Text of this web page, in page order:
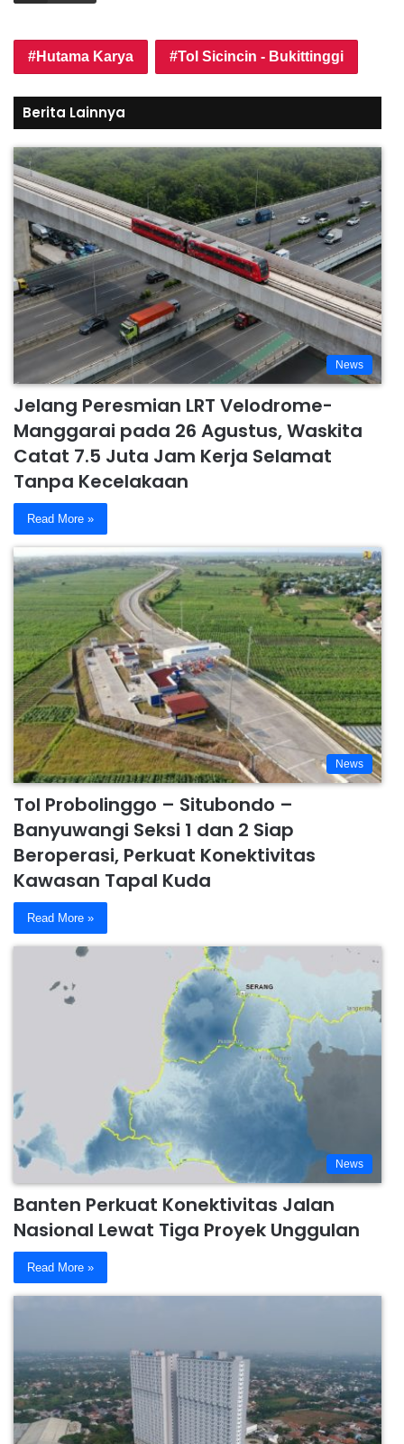
Hutama Karya Tol Sicincin - Bukittinggi
Berita Lainnya
News
Jelang Peresmian LRT Velodrome-
Manggarai pada 26 Agustus, Waskita
Catat 7.5 Juta Jam Kerja Selamat
Tanpa Kecelakaan
Read More »
News
Tol Probolinggo – Situbondo –
Banyuwangi Seksi 1 dan 2 Siap
Beroperasi, Perkuat Konektivitas
Kawasan Tapal Kuda
Read More »
News
Banten Perkuat Konektivitas Jalan
Nasional Lewat Tiga Proyek Unggulan
Read More »